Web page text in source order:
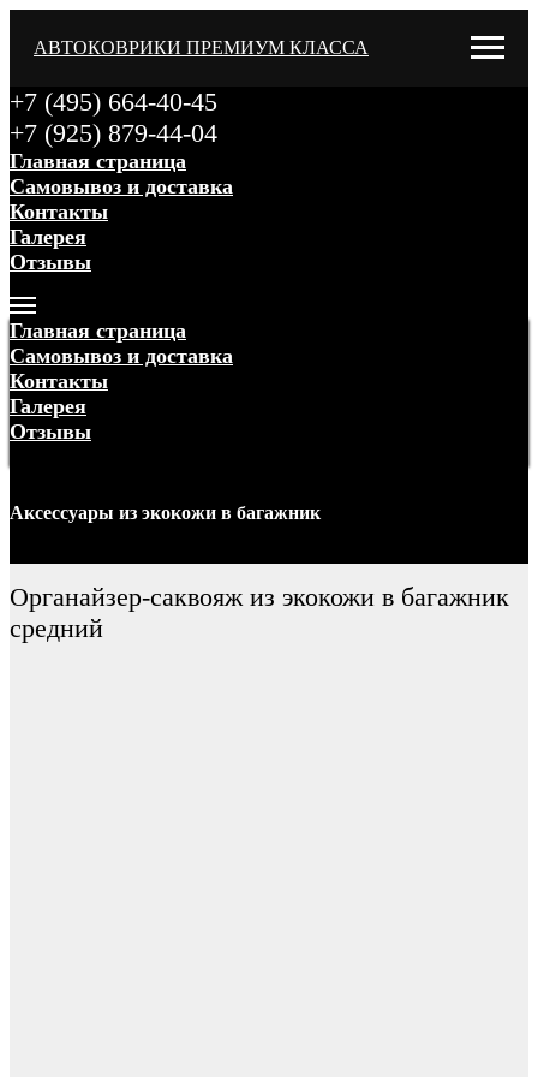
АВТОКОВРИКИ ПРЕМИУМ КЛАССА
+7 (495) 664-40-45
+7 (925) 879-44-04
Главная страница
Самовывоз и доставка
Контакты
Галерея
Отзывы
Главная страница
Самовывоз и доставка
Контакты
Галерея
Отзывы
Аксессуары из экокожи в багажник
Органайзер-саквояж из экокожи в багажник
средний